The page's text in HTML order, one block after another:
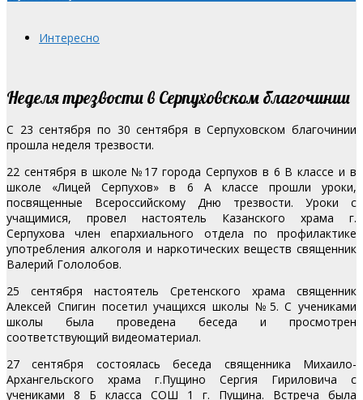
Интересно
Неделя трезвости в Серпуховском благочинии
С 23 сентября по 30 сентября в Серпуховском благочинии
прошла неделя трезвости.
22 сентября в школе №17 города Серпухов в 6 В классе и в
школе «Лицей Серпухов» в 6 А классе прошли уроки,
посвященные Всероссийскому Дню трезвости. Уроки с
учащимися, провел настоятель Казанского храма г.
Серпухова член епархиального отдела по профилактике
употребления алкоголя и наркотических веществ священник
Валерий Гололобов.
25 сентября настоятель Сретенского храма священник
Алексей Спигин посетил учащихся школы №5. С учениками
школы была проведена беседа и просмотрен
соответствующий видеоматериал.
27 сентября состоялась беседа священника Михаило-
Архангельского храма г.Пущино Сергия Гириловича с
учениками 8 Б класса СОШ 1 г. Пущина. Встреча была